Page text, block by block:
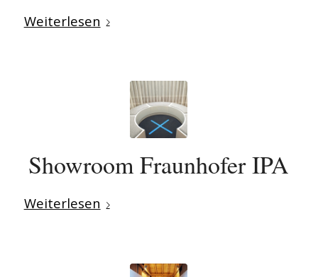
Weiterlesen
Showroom Fraunhofer IPA
Weiterlesen